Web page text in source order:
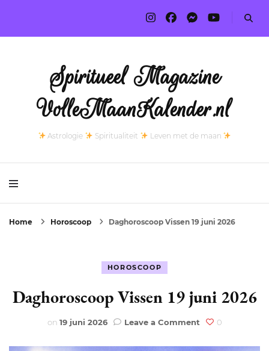
Spiritueel Magazine
VolleMaanKalender.nl
Astrologie Spiritualiteit Leven met de maan
Home Horoscoop Daghoroscoop Vissen 19 juni 2026
HOROSCOOP
Daghoroscoop Vissen 19 juni 2026
on 19 juni 2026 Leave a Commenton
Vissen
0